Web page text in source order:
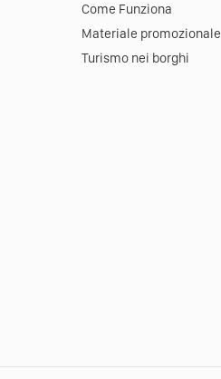
Come Funziona
Materiale promozionale
Turismo nei borghi